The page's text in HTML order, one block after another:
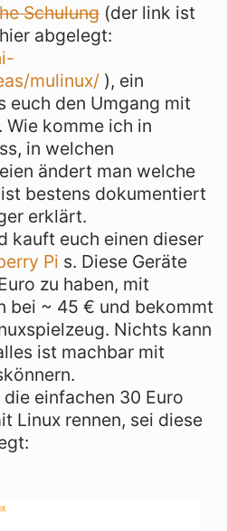
Schulung (der link ist
abgelegt:
mulinux/ ), ein
euch den Umgang mit
komme ich in
in welchen
ändert man welche
bestens dokumentiert
erklärt.
kauft euch einen dieser
Pi s. Diese Geräte
zu haben, mit
bei ~ 45 € und bekommt
Nichts kann
ist machbar mit
einfachen 30 Euro
Linux rennen, sei diese